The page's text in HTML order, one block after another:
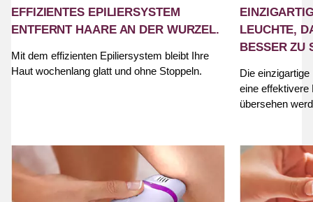
EFFIZIENTES EPILIERSYSTEM
ENTFERNT HAARE AN DER WURZEL.
Mit dem effizienten Epiliersystem bleibt Ihre
Haut wochenlang glatt und ohne Stoppeln.
LEUCHTE,
BESSER ZU
Die
eine effektivere
übersehen